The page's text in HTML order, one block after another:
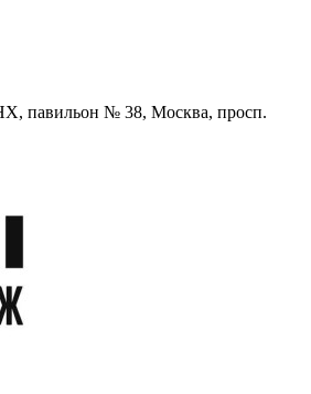
павильон № 38, Москва, просп.